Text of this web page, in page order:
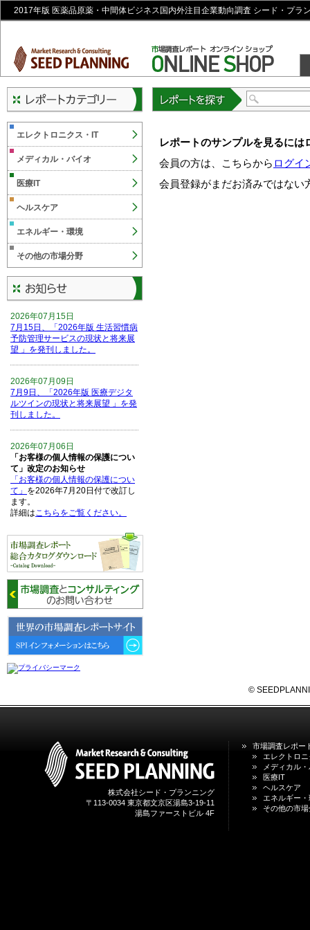
2017年版 医薬品原薬・中間体ビジネス国内外注目企業動向調査 シード・プラ
レポートのサンプルを見るには
会員の方は、こちらから ログイ
会員登録がまだお済みではない
エレクトロニクス・IT
メディカル・バイオ
医療IT
ヘルスケア
エネルギー・環境
その他の市場分野
2026年07月15日
7月15日、「2026年版 生活習慣病
予防管理サービスの現状と将来展
望 」を発刊しました。
2026年07月09日
7月9日、「2026年版 医療デジタ
ルツインの現状と将来展望 」を発
刊しました。
2026年07月06日
「お客様の個人情報の保護につい
て」改定のお知らせ
「お客様の個人情報の保護につい
て」 を2026年7月20日付で改訂し
ます。
詳細はこちらをご覧ください。
2026年06月15日
6月15日、「中国の医療保険医薬
品リスト 」を発刊しました。
2026年06月01日
6月1日、「2026-27年版 5G SA、
6GにおけるIoT／サービス市場の
動向 」を発刊しました。
2026年04月30日
4月30日、「2026年版 オンライン
1月31日、「DXが加速するMCI・
認知症ケア支援サービスの現状と
今後の方向性 」を発刊しました。
1月13日、「営業支援DXにおける
名刺管理サービスの最新動向2026
©
株式会社シード・プランニング
〒113-0034 東京都文京区湯島3-19-11
湯島ファーストビル 4F
市場調査レポー
エレクトロ
メディカル
医療IT
ヘルスケア
エネルギー
その他の市